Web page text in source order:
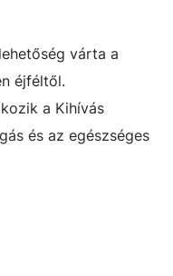
várta a
éjféltől.
a Kihívás
és az egészséges